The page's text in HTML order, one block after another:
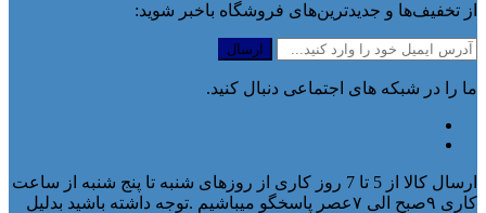
از تخفیف‌ها و جدیدترین‌های فروشگاه باخبر شوید:
ما را در شبکه های اجتماعی دنبال کنید.
ارسال کالا از 5 تا 7 روز کاری از روزهای شنبه تا پنج شنبه از ساعت
کاری ۹صبح الی ۷عصر پاسخگو میباشیم .توجه داشته باشید بدلیل